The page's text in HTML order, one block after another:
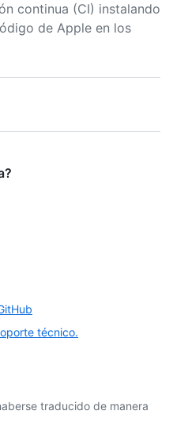
continua (CI) instalando
de Apple en los
técnico.
traducido de manera